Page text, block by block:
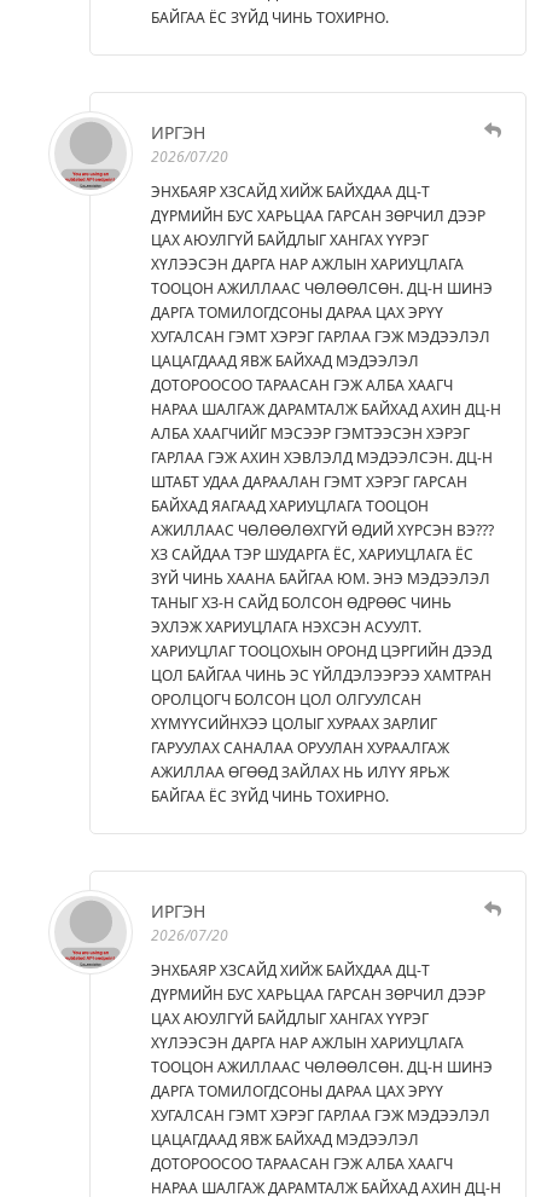
БАЙГАА ЁС ЗҮЙД ЧИНЬ ТОХИРНО.
ИРГЭН
2026/07/20
ЭНХБАЯР ХЗСАЙД ХИЙЖ БАЙХДАА ДЦ-Т
ДҮРМИЙН БУС ХАРЬЦАА ГАРСАН ЗӨРЧИЛ ДЭЭР
ЦАХ АЮУЛГҮЙ БАЙДЛЫГ ХАНГАХ ҮҮРЭГ
ХҮЛЭЭСЭН ДАРГА НАР АЖЛЫН ХАРИУЦЛАГА
ТООЦОН АЖИЛЛААС ЧӨЛӨӨЛСӨН. ДЦ-Н ШИНЭ
ДАРГА ТОМИЛОГДСОНЫ ДАРАА ЦАХ ЭРҮҮ
ХУГАЛСАН ГЭМТ ХЭРЭГ ГАРЛАА ГЭЖ МЭДЭЭЛЭЛ
ЦАЦАГДААД ЯВЖ БАЙХАД МЭДЭЭЛЭЛ
ДОТОРООСОО ТАРААСАН ГЭЖ АЛБА ХААГЧ
НАРАА ШАЛГАЖ ДАРАМТАЛЖ БАЙХАД АХИН ДЦ-Н
АЛБА ХААГЧИЙГ МЭСЭЭР ГЭМТЭЭСЭН ХЭРЭГ
ГАРЛАА ГЭЖ АХИН ХЭВЛЭЛД МЭДЭЭЛСЭН. ДЦ-Н
ШТАБТ УДАА ДАРААЛАН ГЭМТ ХЭРЭГ ГАРСАН
БАЙХАД ЯАГААД ХАРИУЦЛАГА ТООЦОН
АЖИЛЛААС ЧӨЛӨӨЛӨХГҮЙ ӨДИЙ ХҮРСЭН ВЭ???
ХЗ САЙДАА ТЭР ШУДАРГА ЁС, ХАРИУЦЛАГА ЁС
ЗҮЙ ЧИНЬ ХААНА БАЙГАА ЮМ. ЭНЭ МЭДЭЭЛЭЛ
ТАНЫГ ХЗ-Н САЙД БОЛСОН ӨДРӨӨС ЧИНЬ
ЭХЛЭЖ ХАРИУЦЛАГА НЭХСЭН АСУУЛТ.
ХАРИУЦЛАГ ТООЦОХЫН ОРОНД ЦЭРГИЙН ДЭЭД
ЦОЛ БАЙГАА ЧИНЬ ЭС ҮЙЛДЭЛЭЭРЭЭ ХАМТРАН
ОРОЛЦОГЧ БОЛСОН ЦОЛ ОЛГУУЛСАН
ХҮМҮҮСИЙНХЭЭ ЦОЛЫГ ХУРААХ ЗАРЛИГ
ГАРУУЛАХ САНАЛАА ОРУУЛАН ХУРААЛГАЖ
АЖИЛЛАА ӨГӨӨД ЗАЙЛАХ НЬ ИЛҮҮ ЯРЬЖ
БАЙГАА ЁС ЗҮЙД ЧИНЬ ТОХИРНО.
ИРГЭН
2026/07/20
ЭНХБАЯР ХЗСАЙД ХИЙЖ БАЙХДАА ДЦ-Т
ДҮРМИЙН БУС ХАРЬЦАА ГАРСАН ЗӨРЧИЛ ДЭЭР
ЦАХ АЮУЛГҮЙ БАЙДЛЫГ ХАНГАХ ҮҮРЭГ
ХҮЛЭЭСЭН ДАРГА НАР АЖЛЫН ХАРИУЦЛАГА
ТООЦОН АЖИЛЛААС ЧӨЛӨӨЛСӨН. ДЦ-Н ШИНЭ
ДАРГА ТОМИЛОГДСОНЫ ДАРАА ЦАХ ЭРҮҮ
ХУГАЛСАН ГЭМТ ХЭРЭГ ГАРЛАА ГЭЖ МЭДЭЭЛЭЛ
ЦАЦАГДААД ЯВЖ БАЙХАД МЭДЭЭЛЭЛ
ДОТОРООСОО ТАРААСАН ГЭЖ АЛБА ХААГЧ
НАРАА ШАЛГАЖ ДАРАМТАЛЖ БАЙХАД АХИН ДЦ-Н